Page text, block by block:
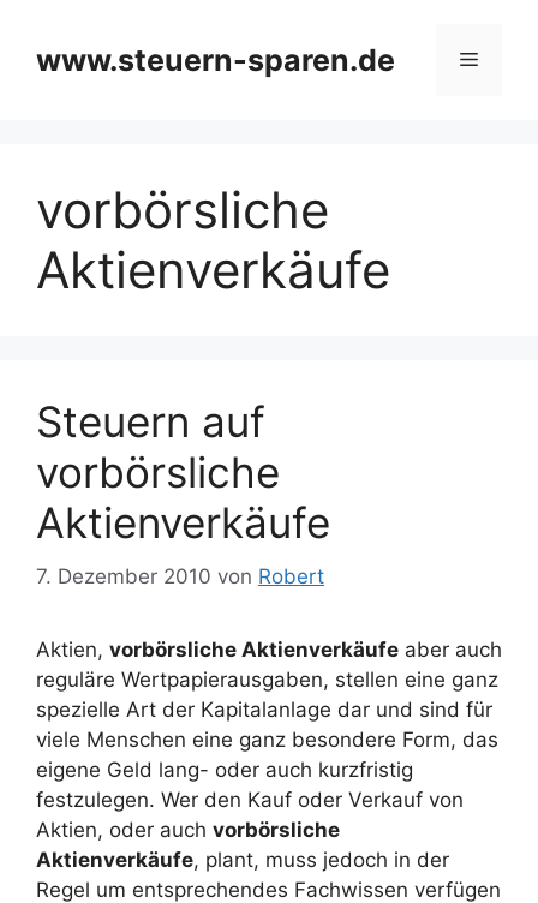
springen
www.steuern-sparen.de Menü
vorbörsliche
Aktienverkäufe
Steuern auf
vorbörsliche
Aktienverkäufe
7. Dezember 2010 von Robert
Aktien, vorbörsliche Aktienverkäufe aber auch
reguläre Wertpapierausgaben, stellen eine ganz
spezielle Art der Kapitalanlage dar und sind für
viele Menschen eine ganz besondere Form, das
eigene Geld lang- oder auch kurzfristig
festzulegen. Wer den Kauf oder Verkauf von
Aktien, oder auch vorbörsliche
Aktienverkäufe, plant, muss jedoch in der
Regel um entsprechendes Fachwissen verfügen